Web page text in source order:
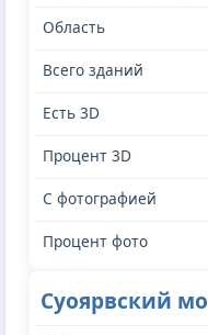
Суоярвский мо